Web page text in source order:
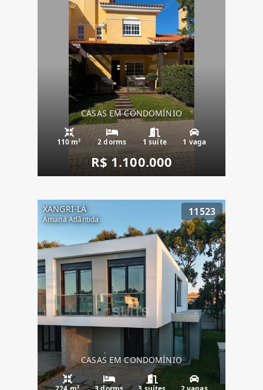
CASAS EM CONDOMÍNIO
110 m² 2 dorms 1 suíte 1 vaga
R$ 1.100.000
XANGRI-LÁ
Amaná Atlântida
11523
CASAS EM CONDOMÍNIO